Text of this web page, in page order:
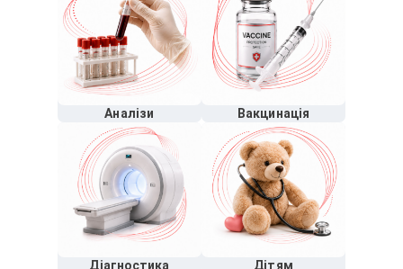
Аналізи Вакцинація
Діагностика Дітям